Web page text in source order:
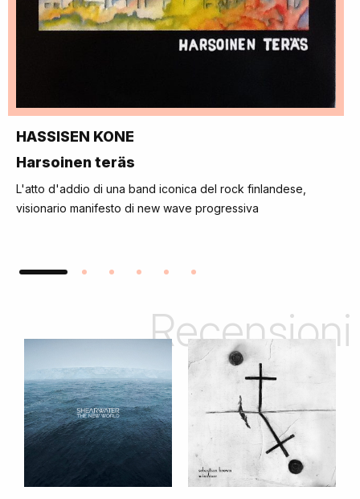
HASSISEN KONE
Harsoinen teräs
L'atto d'addio di una band iconica del rock finlandese,
visionario manifesto di new wave progressiva
Recensioni